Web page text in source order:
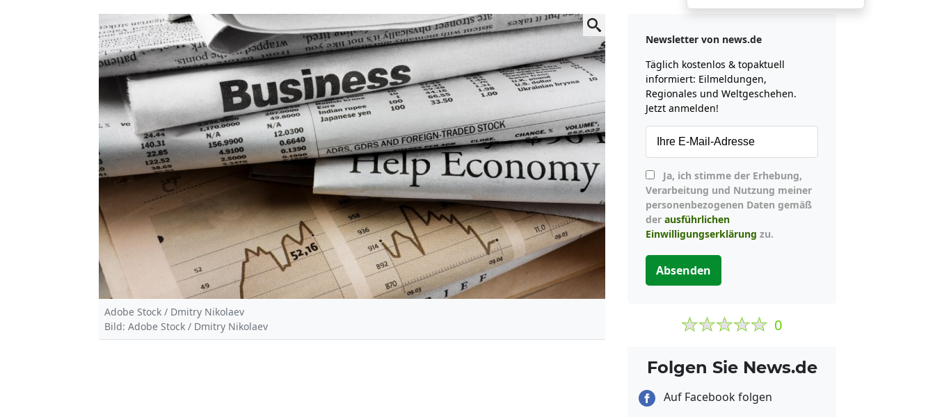
Adobe Stock / Dmitry Nikolaev
Bild: Adobe Stock / Dmitry Nikolaev
Newsletter von news.de
Täglich kostenlos & topaktuell
informiert: Eilmeldungen,
Regionales und Weltgeschehen.
Jetzt anmelden!
Verarbeitung und Nutzung meiner
personenbezogenen Daten gemäß
der ausführlichen
Einwilligungserklärung zu.
Absenden
0
Folgen Sie News.de
Auf Facebook folgen